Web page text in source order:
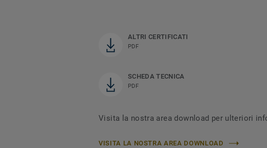
ALTRI CERTIFICATI
PDF
SCHEDA TECNICA
PDF
Visita la nostra area download per ulteriori
VISITA LA NOSTRA AREA DOWNLOAD